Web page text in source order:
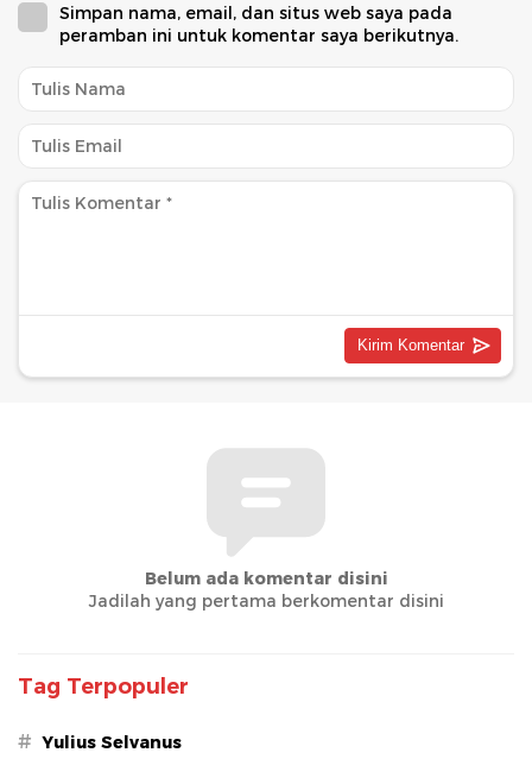
Simpan nama, email, dan situs web saya pada
peramban ini untuk komentar saya berikutnya.
Belum ada komentar disini
Jadilah yang pertama berkomentar disini
Tag Terpopuler
# Yulius Selvanus